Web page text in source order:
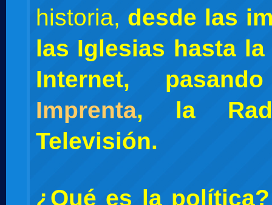
historia, desde las
las Iglesias hasta
Internet,
Imprenta, la
Televisión.
¿Qué es la política?